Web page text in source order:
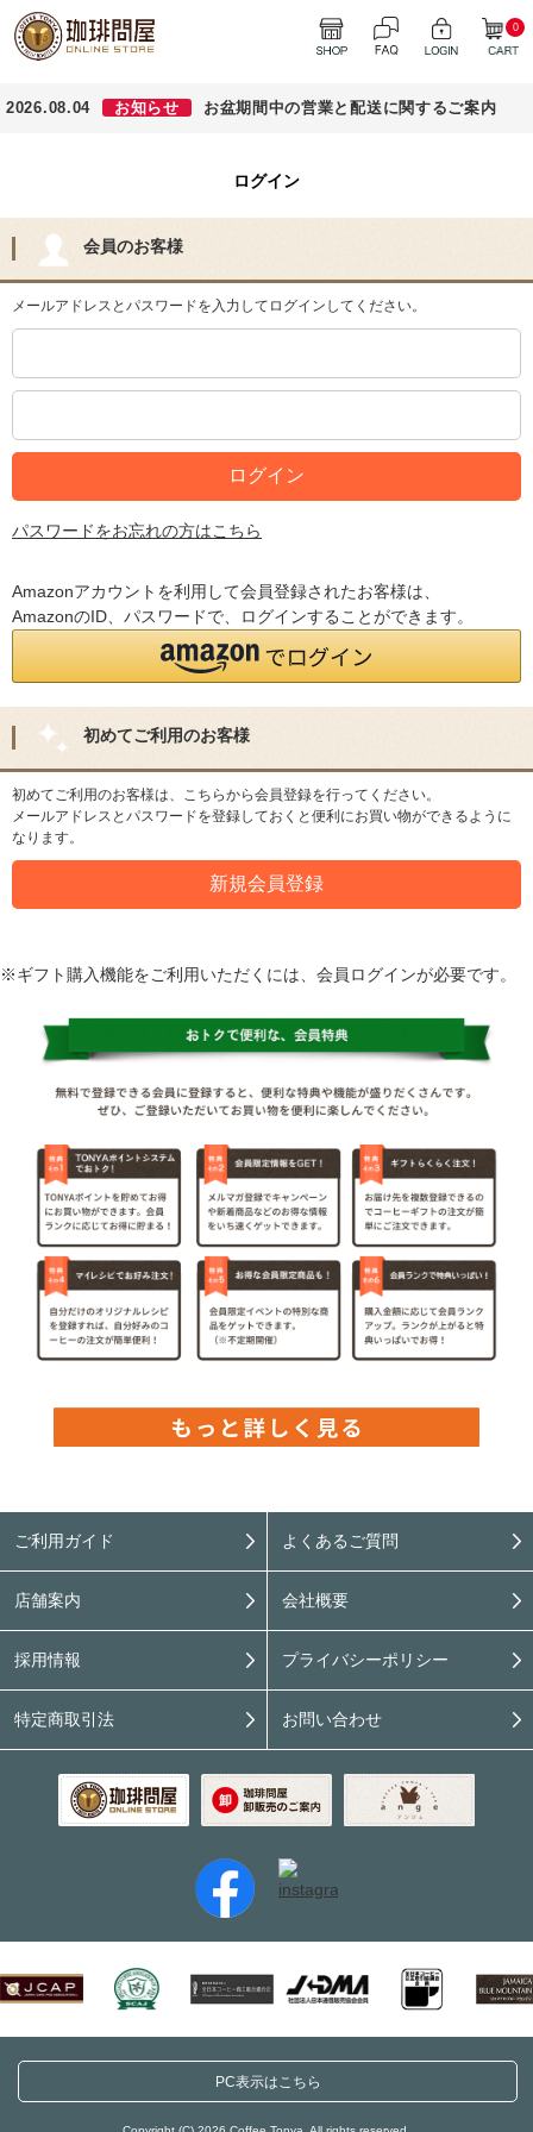
0
2026.08.04 お知らせ お盆期間中の営業と配送に関するご案内
ログイン
会員のお客様
メールアドレスとパスワードを入力してログインしてください。
パスワードをお忘れの方はこちら
Amazonアカウントを利用して会員登録されたお客様は、
AmazonのID、パスワードで、ログインすることができます。
初めてご利用のお客様
初めてご利用のお客様は、こちらから会員登録を行ってください。
メールアドレスとパスワードを登録しておくと便利にお買い物ができるように
なります。
※ギフト購入機能をご利用いただくには、会員ログインが必要です。
ご利用ガイド よくあるご質問
店舗案内 会社概要
採用情報 プライバシーポリシー
特定商取引法 お問い合わせ
PC表示はこちら